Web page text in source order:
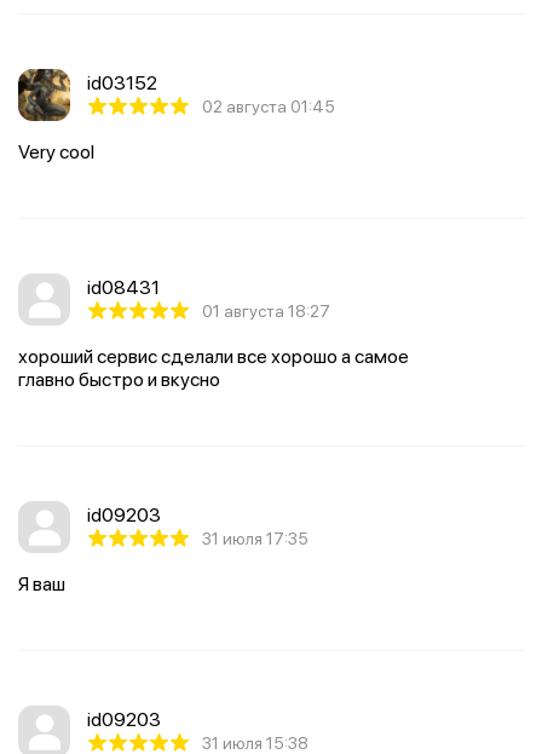
id03152
02 августа 01:45
Very cool
id08431
01 августа 18:27
хороший сервис сделали все хорошо а самое
главно быстро и вкусно
id09203
31 июля 17:35
Я ваш
id09203
31 июля 15:38